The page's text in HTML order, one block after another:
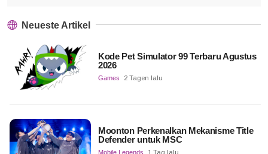
Neueste Artikel
Kode Pet Simulator 99 Terbaru Agustus
2026
Games 2 Tagen lalu
Moonton Perkenalkan Mekanisme Title
Defender untuk MSC
Mobile Legends 1 Tag lalu